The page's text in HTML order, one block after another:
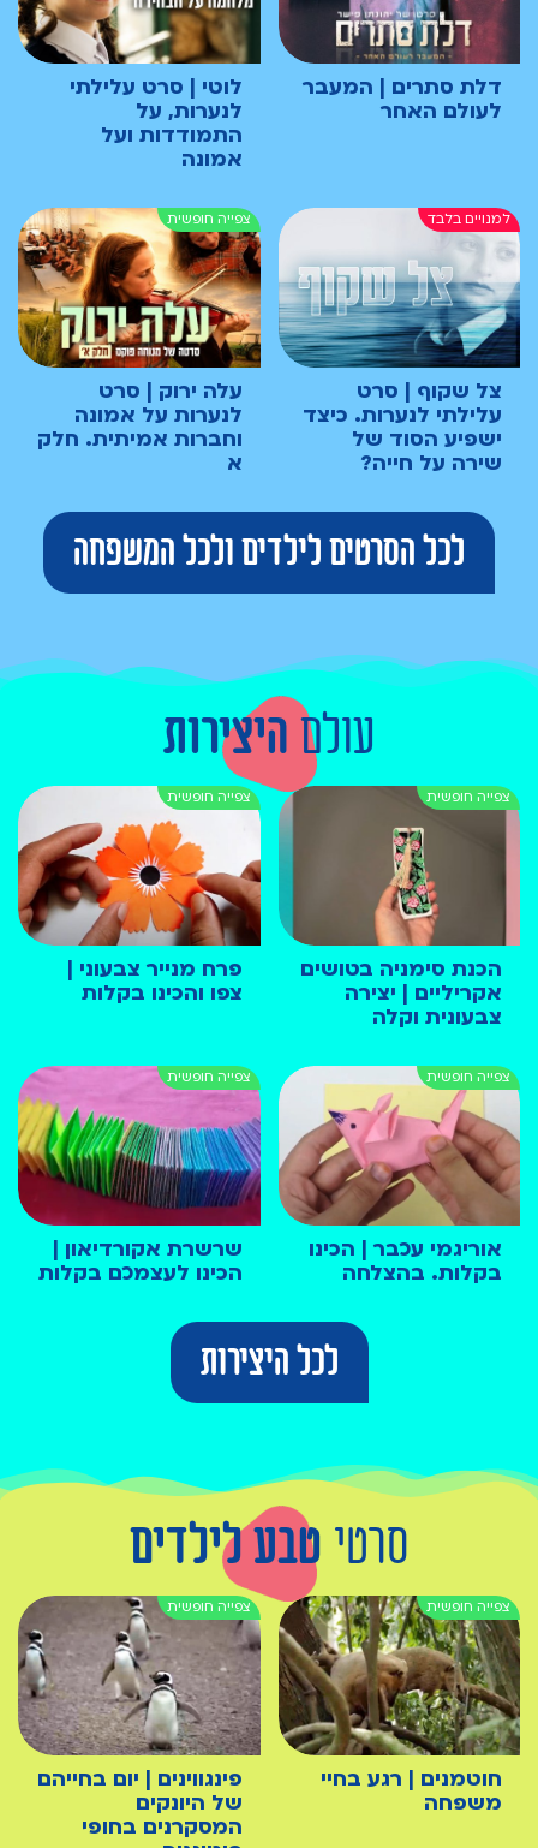
דלת סתרים | המעבר
לעולם האחר
לוטי | סרט עלילתי
לנערות, על
התמודדות ועל
אמונה
צל שקוף | סרט
עלילתי לנערות. כיצד
ישפיע הסוד של
שירה על חייה?
עלה ירוק | סרט
לנערות על אמונה
וחברות אמיתית. חלק
א
לכל הסרטים לילדים ולכל המשפחה
עולם היצירות
הכנת סימניה בטושים
אקריליים | יצירה
צבעונית וקלה
פרח מנייר צבעוני |
צפו והכינו בקלות
אוריגמי עכבר | הכינו
בקלות. בהצלחה
שרשרת אקורדיאון |
הכינו לעצמכם בקלות
לכל היצירות
סרטי טבע לילדים
חוטמנים | רגע בחיי
משפחה
פינגווינים | יום בחייהם
של היונקים
המסקרנים בחופי